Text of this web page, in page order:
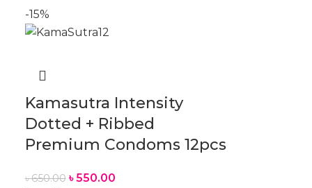
-15%
Kamasutra Intensity
Dotted + Ribbed
Premium Condoms 12pcs
৳650.00 ৳550.00